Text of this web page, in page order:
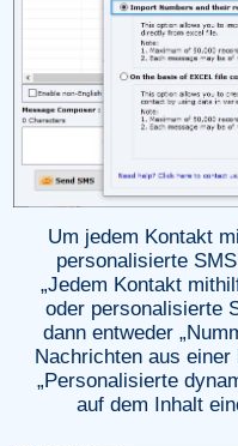
Um jedem Kontakt
personalisierte
„Jedem Kontakt
oder personalisierte
dann entweder
Nachrichten aus
„Personalisierte
auf dem Inhalt